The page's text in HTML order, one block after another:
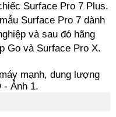
Surface Pro 7 Plus.
Surface Pro 7 dành
và sau đó hãng
Go và Surface Pro X.